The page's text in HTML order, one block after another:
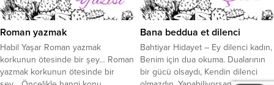
Kemal Atatürk’ün hem dış
mihraklara hem de iç mihraklara
verdiği mücadeleyi anlatırken...
sadece 550 şaire yer
verilmiştir. Şairler arasından biri de
şiirinde dönemin ruhunu yansıtan
550 şair arasında “Aşk Yazarı”
unvanıyla tanınan...
Roman yazmak
Habil Yaşar Roman yazmak
korkunun ötesinde bir şey… Roman
yazmak korkunun ötesinde bir
Bana beddua et dilenci
Bahtiyar Hidayet – Ey dilenci kadın,
Benim için dua okuma. Dualarının
bir gücü olsaydı, Kendin dilenci